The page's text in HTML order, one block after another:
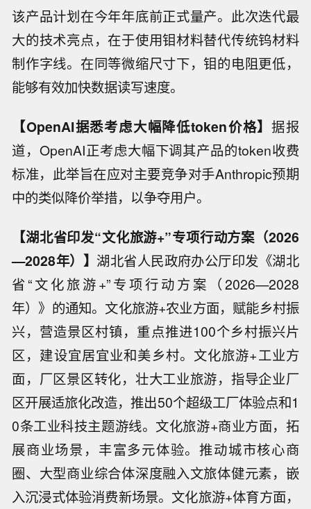
该产品计划在今年年底前正式量产。此次迭代最
大的技术亮点，在于使用钼材料替代传统钨材料
制作字线。在同等微缩尺寸下，钼的电阻更低，
能够有效加快数据读写速度。
【OpenAI据悉考虑大幅降低token价格】据报
道，OpenAI正考虑大幅下调其产品的token收费
标准，此举旨在应对主要竞争对手Anthropic预期
中的类似降价举措，以争夺用户。
【湖北省印发“文化旅游+”专项行动方案（2026
—2028年）】 湖北省人民政府办公厅印发《湖北
省“文化旅游+”专项行动方案（2026—2028
年）》的通知。文化旅游+农业方面，赋能乡村振
兴，营造景区村镇，重点推进100个乡村振兴片
区，建设宜居宜业和美乡村。文化旅游+工业方
面，厂区景区转化，壮大工业旅游，指导企业厂
区开展适旅化改造，推出50个超级工厂体验点和1
0条工业科技主题游线。文化旅游+商业方面，拓
展商业场景，丰富多元体验。推动城市核心商
圈、大型商业综合体深度融入文旅体健元素，嵌
入沉浸式体验消费新场景。文化旅游+体育方面，